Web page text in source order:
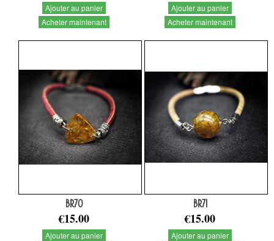
Ajouter au panier
Acheter maintenant
Ajouter au panier
Acheter maintenant
BR70
€15.00
Ajouter au panier
BR71
€15.00
Ajouter au panier